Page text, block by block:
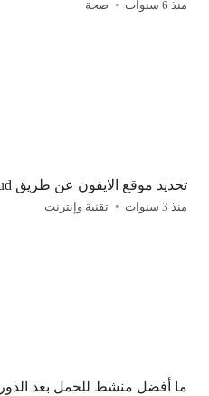
منذ 6 سنوات صحة
تحديد موقع الايفون عن طريق icloud
منذ 3 سنوات تقنية وإنترنت
ما أفضل منشط للحمل بعد